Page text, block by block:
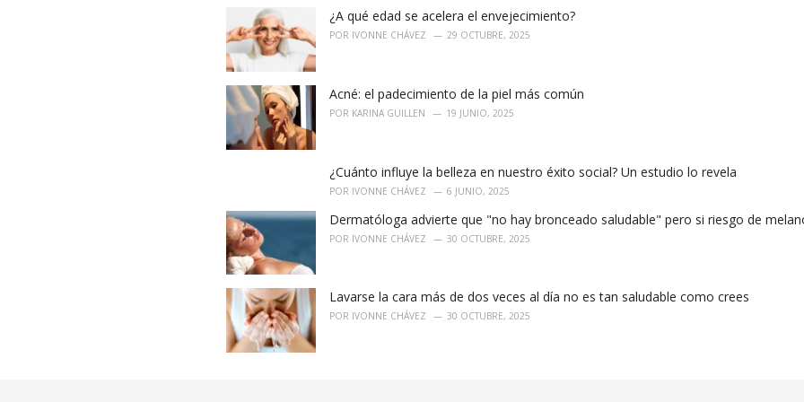
e
s
:
¿A qué edad se acelera el envejecimiento?
POR IVONNE CHÁVEZ 29 OCTUBRE, 2025
Acné: el padecimiento de la piel más común
POR KARINA GUILLEN 19 JUNIO, 2025
¿Cuánto influye la belleza en nuestro éxito social? Un estudio lo revela
POR IVONNE CHÁVEZ 6 JUNIO, 2025
Dermatóloga advierte que "no hay bronceado saludable" pero si riesgo de
POR IVONNE CHÁVEZ 30 OCTUBRE, 2025
Lavarse la cara más de dos veces al día no es tan saludable como crees
POR IVONNE CHÁVEZ 30 OCTUBRE, 2025